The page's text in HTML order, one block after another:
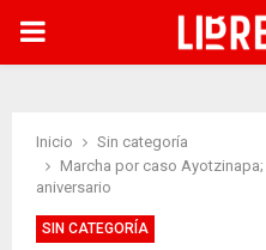
PRIMARY
Inicio
Sin categoría
Marcha por caso
aniversario
SIN CATEGORÍA